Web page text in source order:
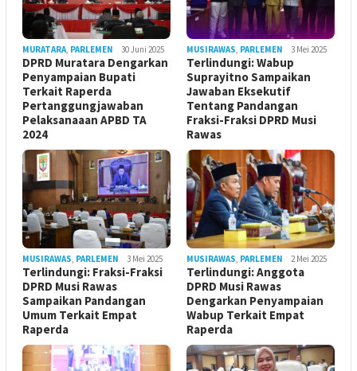
MURATARA, PARLEMEN 30 Juni 2025
DPRD Muratara Dengarkan
Penyampaian Bupati
Terkait Raperda
Pertanggungjawaban
Pelaksanaaan APBD TA
2024
MUSIRAWAS, PARLEMEN 3 Mei 2025
Terlindungi: Wabup
Suprayitno Sampaikan
Jawaban Eksekutif
Tentang Pandangan
Fraksi-Fraksi DPRD Musi
Rawas
MUSIRAWAS, PARLEMEN 3 Mei 2025
Terlindungi: Fraksi-Fraksi
DPRD Musi Rawas
Sampaikan Pandangan
Umum Terkait Empat
Raperda
MUSIRAWAS, PARLEMEN 2 Mei 2025
Terlindungi: Anggota
DPRD Musi Rawas
Dengarkan Penyampaian
Wabup Terkait Empat
Raperda